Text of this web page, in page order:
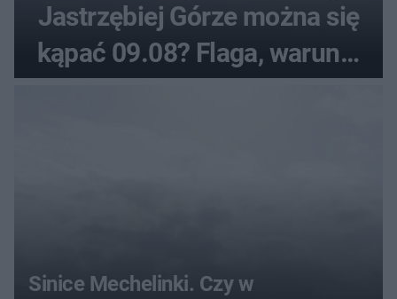
Jastrzębiej Górze można się
kąpać 09.08? Flaga, warunki
Sinice Mechelinki. Czy w